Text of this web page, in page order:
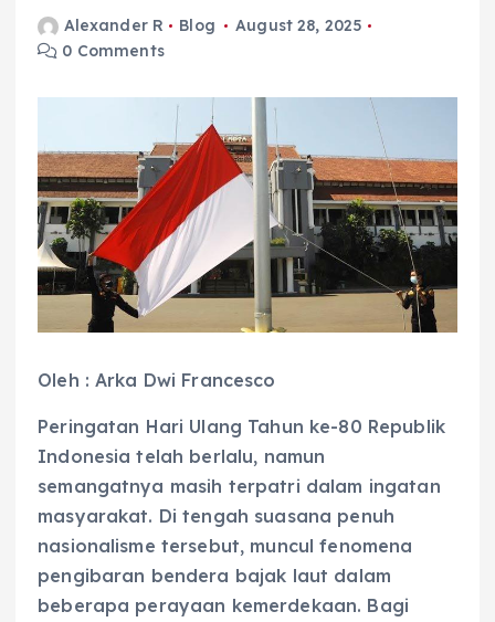
Alexander R Blog
August 28, 2025
0 Comments
Oleh : Arka Dwi Francesco
Peringatan Hari Ulang Tahun ke-80 Republik
Indonesia telah berlalu, namun
semangatnya masih terpatri dalam ingatan
masyarakat. Di tengah suasana penuh
nasionalisme tersebut, muncul fenomena
pengibaran bendera bajak laut dalam
beberapa perayaan kemerdekaan. Bagi